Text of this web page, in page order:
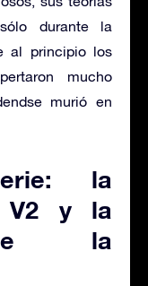
durante la
al principio los
mucho
murió en
la
V2 y la
de la